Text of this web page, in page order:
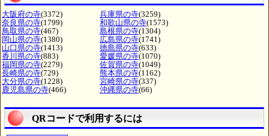
大阪府の寺(3372) 兵庫県の寺(3259)
奈良県の寺(1799) 和歌山県の寺(1573)
鳥取県の寺(467) 島根県の寺(1304)
岡山県の寺(1380) 広島県の寺(1741)
山口県の寺(1413) 徳島県の寺(633)
香川県の寺(883) 愛媛県の寺(1070)
福岡県の寺(2279) 佐賀県の寺(1049)
長崎県の寺(729) 熊本県の寺(1162)
大分県の寺(1228) 宮崎県の寺(337)
鹿児島県の寺(466) 沖縄県の寺(66)
QRコードで利用するには